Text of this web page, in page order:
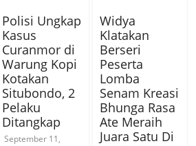
Polisi Ungkap
Kasus
Curanmor di
Warung Kopi
Kotakan
Situbondo, 2
Pelaku
Ditangkap
September 11,
Widya
Klatakan
Berseri
Peserta
Lomba
Senam Kreasi
Bhunga Rasa
Ate Meraih
Juara Satu Di